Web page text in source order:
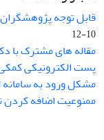
قابل توجه
10-12
مقاله های مشترک با
پست الکترونیکی
مشکل ورود به سامانه
ممنوعیت اضافه کردن